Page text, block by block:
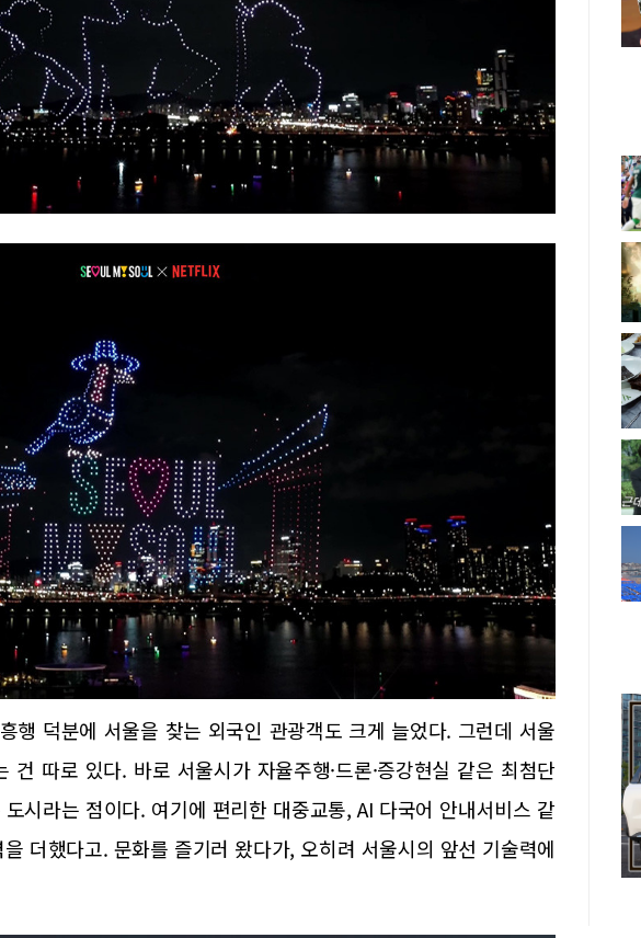
행 덕분에 서울을 찾는 외국인 관광객도 크게 늘었다. 그런데 서울
건 따로 있다. 바로 서울시가 자율주행·드론·증강현실 같은 최첨단
시라는 점이다. 여기에 편리한 대중교통, AI 다국어 안내서비스 같
더했다고. 문화를 즐기러 왔다가, 오히려 서울시의 앞선 기술력에